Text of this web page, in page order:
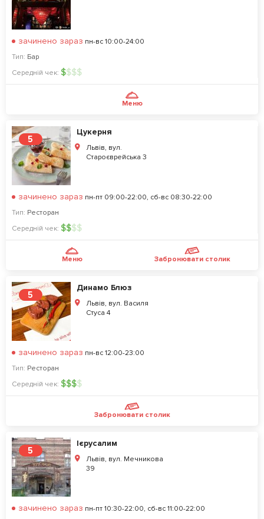
зачинено зараз пн-вс 10:00-24:00
Тип: Бар
Середній чек: $$$$
Меню
5
Цукерня
Львів, вул.
Староєврейська 3
зачинено зараз пн-пт 09:00-22:00, сб-вс 08:30-22:00
Тип: Ресторан
Середній чек: $$$$
Меню Забронювати столик
5
Динамо Блюз
Львів, вул. Василя
Стуса 4
зачинено зараз пн-вс 12:00-23:00
Тип: Ресторан
Середній чек: $$$$
Забронювати столик
5
Ієрусалим
Львів, вул. Мечникова
39
зачинено зараз пн-пт 10:30-22:00, сб-вс 11:00-22:00